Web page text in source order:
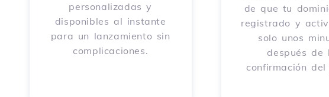
personalizadas y
disponibles al instante
para un lanzamiento sin
complicaciones.
de que tu
registrado y
solo unos
después de
confirmación del